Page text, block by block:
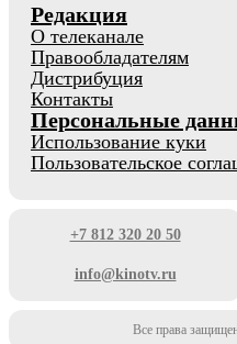
Редакция
О телеканале
Правообладателям
Дистрибуция
Контакты
Персональные
Использование куки
Пользовательское
+7 812 320 20 50
info@kinotv.ru
Все права